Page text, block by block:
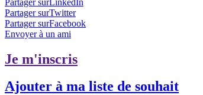
Partager surTwitter
Partager surFacebook
Envoyer à un ami
Je m'inscris
Ajouter à ma liste de souhait